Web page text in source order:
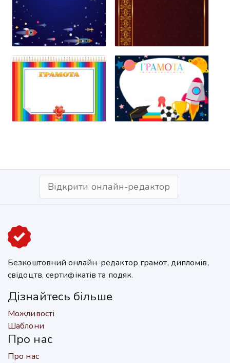
Відкрити онлайн-редактор
Безкоштовний онлайн-редактор грамот, дипломів,
свідоцтв, сертифікатів та подяк.
Дізнайтесь більше
Можливості
Шаблони
Про нас
Про нас